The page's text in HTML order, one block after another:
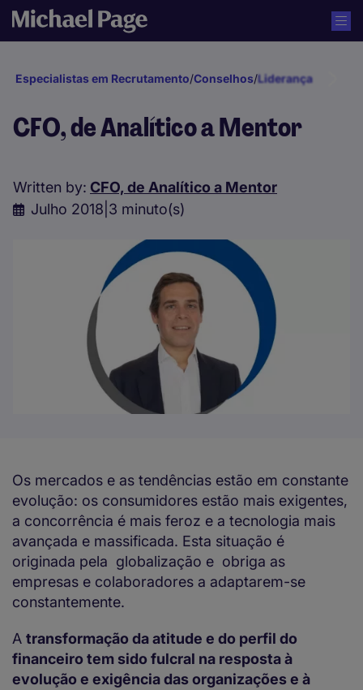
Especialistas em Recrutamento/Conselhos/Liderança e
CFO, de Analítico a Mentor
Written by: CFO, de Analítico a Mentor
Julho 2018 3 minuto(s)
Os mercados e as tendências estão em constante
evolução: os consumidores estão mais exigentes,
a concorrência é mais feroz e a tecnologia mais
avançada e massificada. Esta situação é
originada pela globalização e obriga as
empresas e colaboradores a adaptarem-se
constantemente.
A transformação da atitude e do perfil do
financeiro tem sido fulcral na resposta à
evolução e exigência das organizações e à